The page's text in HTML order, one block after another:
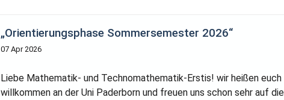
„Orientierungsphase Sommersemester 2026“
07 Apr 2026
Liebe Mathematik- und Technomathematik-Erstis! wir heißen euch
willkommen an der Uni Paderborn und freuen uns schon sehr auf